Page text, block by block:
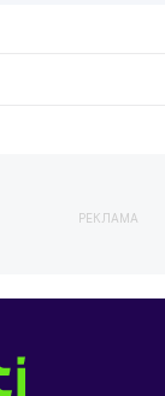
РЕКЛАМА